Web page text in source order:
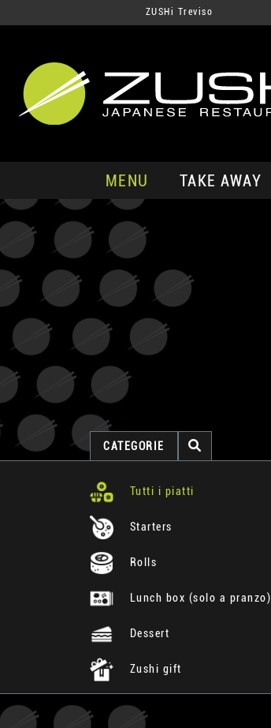
ZUSHi Treviso
MENU TAKE AWAY
CATEGORIE
Tutti i piatti
Starters
Rolls
Lunch box (solo a pranzo)
Dessert
Zushi gift